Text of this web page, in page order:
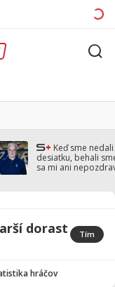
Keď sme
desiatku, behali
sa mi ani
dorast Tím
hráčov